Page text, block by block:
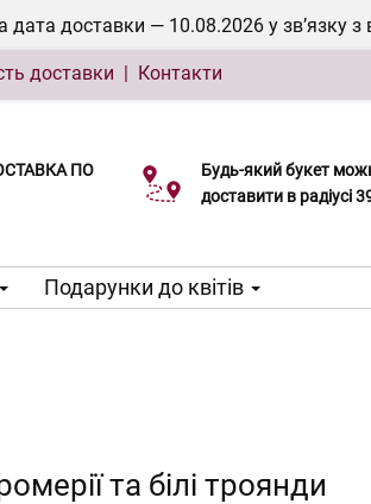
доставки — 10.08.2026 у зв’язку з
доставки | Контакти
ПО
Будь-який букет
доставити в радіусі
Послуга Click & Collect
Подарунки до квітів
та білі троянди